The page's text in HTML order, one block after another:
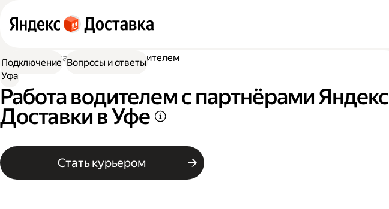
Работа в Доставке
Работа водителем
Уфа
Работа водителем с партнёрами Яндекс
Доставки в Уфе
Стать курьером
Подключение Вопросы и ответы